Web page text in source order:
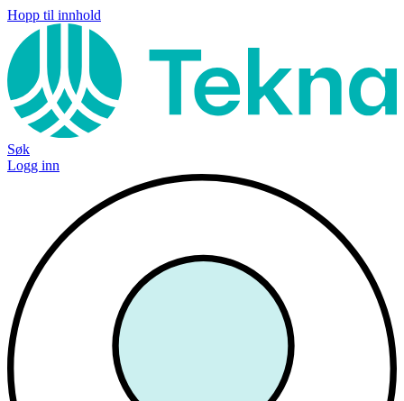
Hopp til innhold
Søk
Logg inn